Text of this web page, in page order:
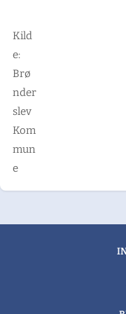
Kild
e:
Brø
nder
slev
Kom
mun
e